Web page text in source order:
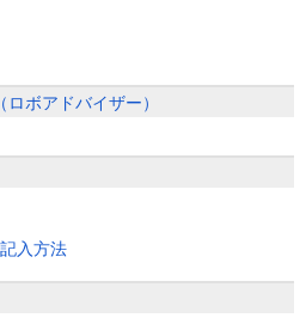
ボアドバイザー）
入方法